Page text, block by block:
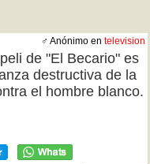
♂ Anónimo en television
de "El Becario" es
destructiva de la
el hombre blanco.